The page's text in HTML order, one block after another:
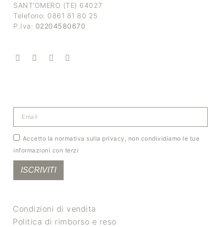
SANT’OMERO (TE) 64027
Telefono: 0861 81 80 25
P.Iva: 02204580670
Accetto la normativa sulla privacy, non condividiamo le tue
informazioni con terzi
ISCRIVITI
Condizioni di vendita
Politica di rimborso e reso